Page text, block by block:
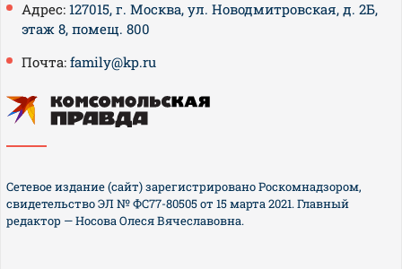
Адрес: 127015, г. Москва, ул. Новодмитровская, д. 2Б,
этаж 8, помещ. 800
Почта: family@kp.ru
Сетевое издание (сайт) зарегистрировано Роскомнадзором,
свидетельство ЭЛ № ФС77-80505 от 15 марта 2021. Главный
редактор — Носова Олеся Вячеславовна.